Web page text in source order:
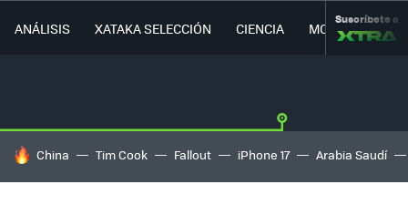
ANÁLISIS XATAKA SELECCIÓN CIENCIA MOVILIDAD
Suscríbete a
HOY SE HABLA DE
China Tim Cook Fallout iPhone 17 Arabia Saudí